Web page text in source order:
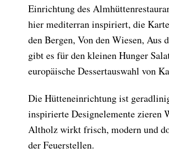
Einrichtung des
hier mediterran inspiriert, die
den Bergen, Von den Wiesen, Aus
gibt es für den kleinen Hunger
europäische Dessertauswahl von
Die Hütteneinrichtung ist
inspirierte Designelemente zieren
Altholz wirkt frisch, modern und
der Feuerstellen.